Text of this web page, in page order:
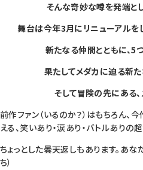
そんな奇妙な噂を発端と
舞台は今年3月にリニューアルを
新たなる仲間とともに、5
果たしてメダカに迫る新
そして冒険の先にある
前作ファン（いるのか？）はもちろん、
える、笑いあり・涙あり・バトルありの超
ちょっとした曇天返しもあります。あな
ち）